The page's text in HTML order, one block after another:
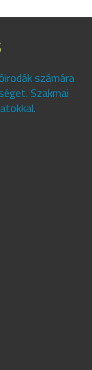
számára
Szakmai